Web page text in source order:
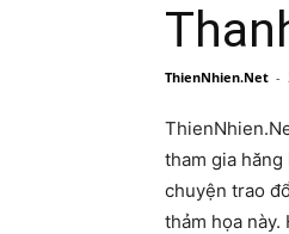
ThienNhien.Net -
tham gia
chuyện trao
thảm họa